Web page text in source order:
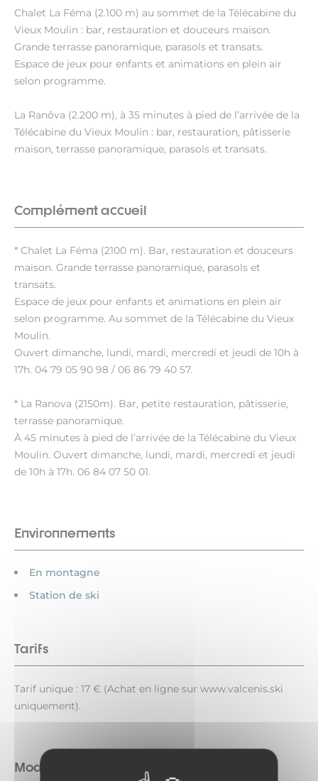
Chalet La Féma (2.100 m) au sommet de la Télécabine du
Vieux Moulin : bar, restauration et douceurs maison.
Grande terrasse panoramique, parasols et transats.
Espace de jeux pour enfants et animations en plein air
selon programme.
La Ranôva (2.200 m), à 35 minutes à pied de l’arrivée de la
Télécabine du Vieux Moulin : bar, restauration, pâtisserie
maison, terrasse panoramique, parasols et transats.
Complément accueil
* Chalet La Féma (2100 m). Bar, restauration et douceurs
maison. Grande terrasse panoramique, parasols et
transats.
Espace de jeux pour enfants et animations en plein air
selon programme. Au sommet de la Télécabine du Vieux
Moulin.
Ouvert dimanche, lundi, mardi, mercredi et jeudi de 10h à
17h. 04 79 05 90 98 / 06 86 79 40 57.
* La Ranova (2150m). Bar, petite restauration, pâtisserie,
terrasse panoramique.
À 45 minutes à pied de l’arrivée de la Télécabine du Vieux
Moulin. Ouvert dimanche, lundi, mardi, mercredi et jeudi
de 10h à 17h. 06 84 07 50 01.
Environnements
En montagne
Station de ski
Tarifs
Tarif unique : 17 € (Achat en ligne sur www.valcenis.ski
uniquement).
Modes de paiement